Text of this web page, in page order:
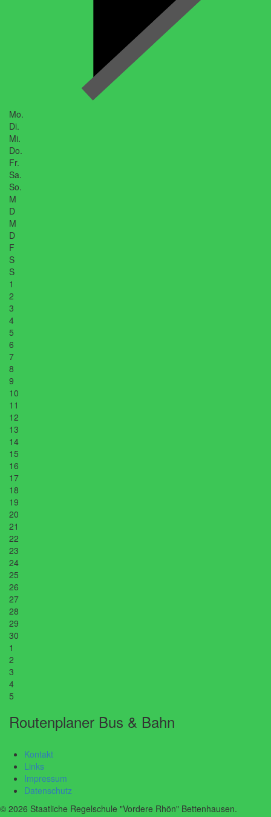
Mo.
Di.
Mi.
Do.
Fr.
Sa.
So.
M
D
M
D
F
S
S
1
2
3
4
5
6
7
8
9
10
11
12
13
14
15
16
17
18
19
20
21
22
23
24
25
26
27
28
29
30
1
2
3
4
5
Routenplaner Bus & Bahn
Kontakt
Links
Impressum
Datenschutz
© 2026 Staatliche Regelschule "Vordere Rhön" Bettenhausen.